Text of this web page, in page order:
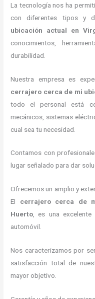
La tecnología nos ha
con diferentes tipos y
ubicación actual en
conocimientos,
durabilidad.
Nuestra empresa es
cerrajero cerca de mi
todo el personal está
mecánicos, sistemas
cual sea tu necesidad.
Contamos con
lugar señalado para dar
Ofrecemos un amplio y
El cerrajero cerca de
Huerto, es una
automóvil.
Nos caracterizamos por
satisfacción total de
mayor objetivo.